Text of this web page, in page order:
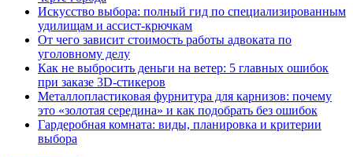
Искусство выбора: полный гид по специализированным
удилищам и ассист-крючкам
От чего зависит стоимость работы адвоката по
уголовному делу
Как не выбросить деньги на ветер: 5 главных ошибок
при заказе 3D-стикеров
Металлопластиковая фурнитура для карнизов: почему
это «золотая середина» и как подобрать без ошибок
Гардеробная комната: виды, планировка и критерии
выбора